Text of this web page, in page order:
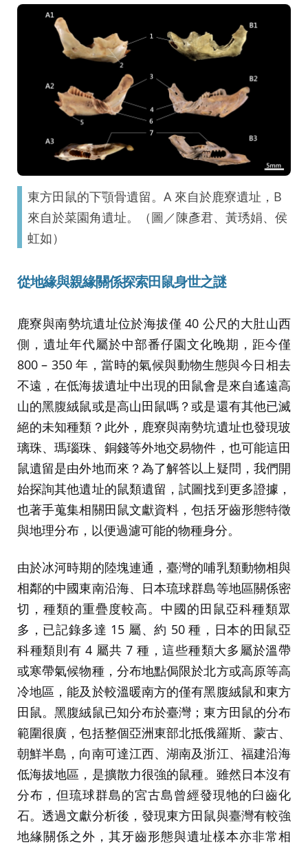
東方田鼠的下顎骨遺留。A 來自於鹿寮遺址，B
來自於菜園角遺址。（圖／陳彥君、黃琇娟、侯
虹如）
從地緣與親緣關係探索田鼠身世之謎
鹿寮與南勢坑遺址位於海拔僅 40 公尺的大肚山西
側，遺址年代屬於中部番仔園文化晚期，距今僅
800 – 350 年，當時的氣候與動物生態與今日相去
不遠，在低海拔遺址中出現的田鼠會是來自遙遠高
山的黑腹絨鼠或是高山田鼠嗎？或是還有其他已滅
絕的未知種類？此外，鹿寮與南勢坑遺址也發現玻
璃珠、瑪瑙珠、銅錢等外地交易物件，也可能這田
鼠遺留是由外地而來？為了解答以上疑問，我們開
始探詢其他遺址的鼠類遺留，試圖找到更多證據，
也著手蒐集相關田鼠文獻資料，包括牙齒形態特徵
與地理分布，以便過濾可能的物種身分。
由於冰河時期的陸塊連通，臺灣的哺乳類動物相與
相鄰的中國東南沿海、日本琉球群島等地區關係密
切，種類的重疊度較高。中國的田鼠亞科種類眾
多，已記錄多達 15 屬、約 50 種，日本的田鼠亞
科種類則有 4 屬共 7 種，這些種類大多屬於溫帶
或寒帶氣候物種，分布地點侷限於北方或高原等高
冷地區，能及於較溫暖南方的僅有黑腹絨鼠和東方
田鼠。黑腹絨鼠已知分布於臺灣；東方田鼠的分布
範圍很廣，包括整個亞洲東部北抵俄羅斯、蒙古、
朝鮮半島，向南可達江西、湖南及浙江、福建沿海
低海拔地區，是擴散力很強的鼠種。雖然日本沒有
分布，但琉球群島的宮古島曾經發現牠的臼齒化
石。透過文獻分析後，發現東方田鼠與臺灣有較強
地緣關係之外，其牙齒形態與遺址樣本亦非常相